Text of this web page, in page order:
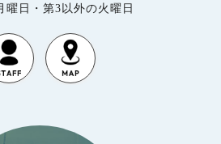
曜日・第3以外の火曜日